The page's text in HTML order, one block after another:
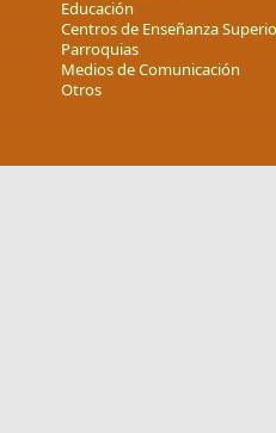
Educación
Centros de Enseñanza
Parroquias
Medios de Comunicación
Otros